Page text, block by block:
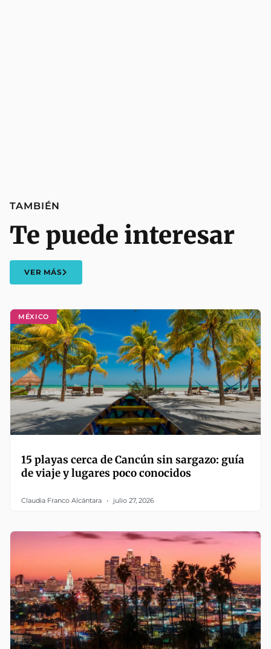
MÉXICO
15 playas cerca de Cancún sin sargazo: guía
de viaje y lugares poco conocidos
Claudia Franco Alcántara julio 27, 2026
TAMBIÉN
Te puede interesar
VER MÁS